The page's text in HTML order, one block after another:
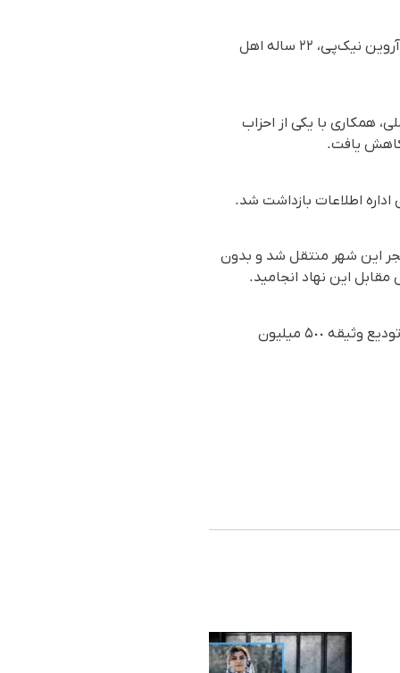
بر اساس گزارش رسیده به سازمان حقوق بشری هه‌نگاو، روز سه‌شنبه ١٦ دی ماه ١٤٠٤ (٦ ژانویه ٢٠٢٦)، آروین نیک‌پی، ٢٢ ساله اهل
همکاری با یکی از احزاب
فجر این شهر منتقل شد و بدون
مقابل این نهاد انجامید.
وی در نهایت روز پنج‌شنبه ٤ خرداد ۱۴۰۲ (٢۵ می‌۲۰۲۳) پس از چهار ماه بازداشت به صورت موقت و با تودیع وثیقه ۵٠٠ میلیون